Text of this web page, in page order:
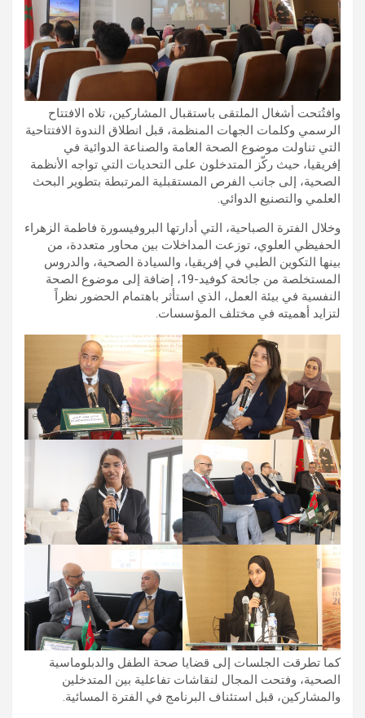
وافتُتحت أشغال الملتقى باستقبال المشاركين، تلاه الافتتاح
الرسمي وكلمات الجهات المنظمة، قبل انطلاق الندوة الافتتاحية
التي تناولت موضوع الصحة العامة والصناعة الدوائية في
إفريقيا، حيث ركّز المتدخلون على التحديات التي تواجه الأنظمة
الصحية، إلى جانب الفرص المستقبلية المرتبطة بتطوير البحث
العلمي والتصنيع الدوائي.
وخلال الفترة الصباحية، التي أدارتها البروفيسورة فاطمة الزهراء
الحفيظي العلوي، توزعت المداخلات بين محاور متعددة، من
بينها التكوين الطبي في إفريقيا، والسيادة الصحية، والدروس
المستخلصة من جائحة كوفيد-19، إضافة إلى موضوع الصحة
النفسية في بيئة العمل، الذي استأثر باهتمام الحضور نظراً
لتزايد أهميته في مختلف المؤسسات.
كما تطرقت الجلسات إلى قضايا صحة الطفل والدبلوماسية
الصحية، وفتحت المجال لنقاشات تفاعلية بين المتدخلين
والمشاركين، قبل استئناف البرنامج في الفترة المسائية.